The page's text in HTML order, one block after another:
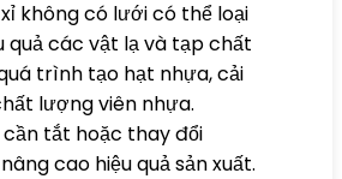
không có lưới có thể loại
quả các vật lạ và tạp chất
trình tạo hạt nhựa, cải
lượng viên nhựa.
cần tắt hoặc thay đổi
cao hiệu quả sản xuất.